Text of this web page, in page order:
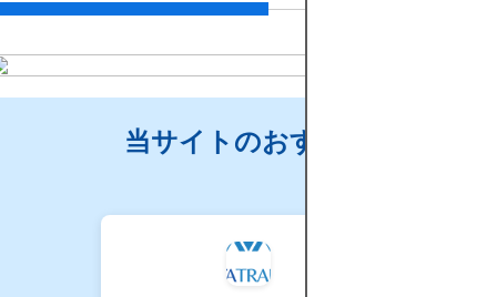
当サイトのおすすめ